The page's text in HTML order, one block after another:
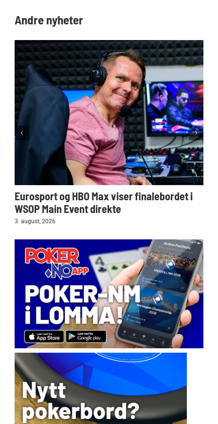
Andre nyheter
Eurosport og HBO Max viser finalebordet i
WSOP Main Event direkte
3. august, 2026